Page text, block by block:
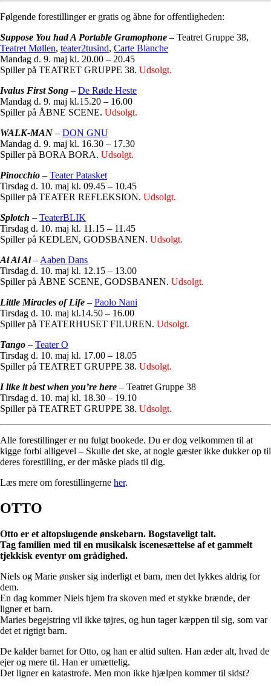
Følgende forestillinger er gratis og åbne for offentligheden:
Suppose You had A Portable Gramophone – Teatret Gruppe 38,
Teatret Møllen, teater2tusind, Carte Blanche
Mandag d. 9. maj kl. 20.00 – 20.45
Spiller på TEATRET GRUPPE 38. Udsolgt.
Ivalus First Song – De Røde Heste
Mandag d. 9. maj kl.15.20 – 16.00
Spiller på ÅBNE SCENE. Udsolgt.
WALK-MAN – DON GNU
Mandag d. 9. maj kl. 16.30 – 17.30
Spiller på BORA BORA. Udsolgt.
Pinocchio – Teater Patasket
Tirsdag d. 10. maj kl. 09.45 – 10.45
Spiller på TEATER REFLEKSION. Udsolgt.
Splotch – TeaterBLIK
Tirsdag d. 10. maj kl. 11.15 – 11.45
Spiller på KEDLEN, GODSBANEN. Udsolgt.
Ai Ai Ai– Aaben Dans
Tirsdag d. 10. maj kl. 12.15 – 13.00
Spiller på ÅBNE SCENE, GODSBANEN. Udsolgt.
Little Miracles of Life – Paolo Nani
Tirsdag d. 10. maj kl.14.50 – 16.00
Spiller på TEATERHUSET FILUREN. Udsolgt.
Tango – Teater O
Tirsdag d. 10. maj kl. 17.00 – 18.05
Spiller på TEATRET GRUPPE 38. Udsolgt.
I like it best when you’re here – Teatret Gruppe 38
Tirsdag d. 10. maj kl. 18.30 – 19.10
Spiller på TEATRET GRUPPE 38. Udsolgt.
Alle forestillinger er nu fulgt bookede. Du er dog velkommen til at
kigge forbi alligevel – Skulle det ske, at nogle gæster ikke dukker op til
deres forestilling, er der måske plads til dig.
Læs mere om forestillingerne her.
OTTO
Otto er et altopslugende ønskebarn. Bogstaveligt talt.
Tag familien med til en musikalsk iscenesættelse af et gammelt
tjekkisk eventyr om grådighed.
Niels og Marie ønsker sig inderligt et barn, men det lykkes aldrig for
dem.
En dag kommer Niels hjem fra skoven med et stykke brænde, der
ligner et barn.
Maries begejstring vil ikke tøjres, og hun tager kæppen til sig, som var
det et rigtigt barn.
De kalder barnet for Otto, og han er altid sulten. Han æder alt, hvad de
ejer og mere til. Han er umættelig.
Det ligner en katastrofe. Men mon ikke hjælpen kommer til sidst?